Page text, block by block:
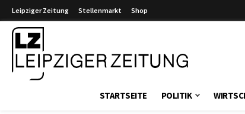
Leipziger Zeitung Stellenmarkt Shop
STARTSEITE POLITIK